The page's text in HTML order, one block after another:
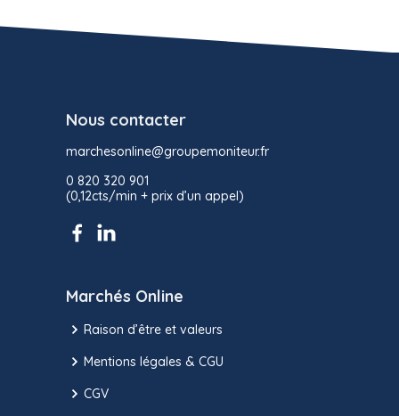
Nous contacter
marchesonline@groupemoniteur.fr
0 820 320 901
(0,12cts/min + prix d’un appel)
Marchés Online
Raison d’être et valeurs
Mentions légales & CGU
CGV